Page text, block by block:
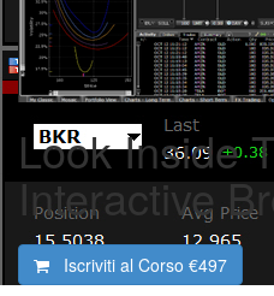
Look Inside
Interactive
Iscriviti al Corso €497